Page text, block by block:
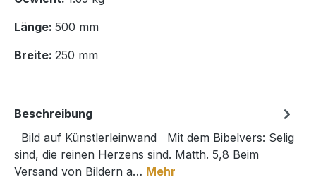
Länge: 500 mm
Breite: 250 mm
Beschreibung
Bild auf Künstlerleinwand Mit dem Bibelvers: Selig
sind, die reinen Herzens sind. Matth. 5,8 Beim
Versand von Bildern a… Mehr